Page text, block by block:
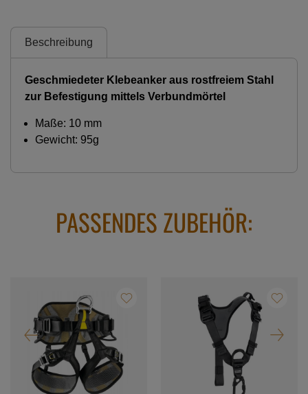
Beschreibung
Geschmiedeter Klebeanker aus rostfreiem Stahl
zur Befestigung mittels Verbundmörtel
Maße: 10 mm
Gewicht: 95g
PASSENDES ZUBEHÖR: